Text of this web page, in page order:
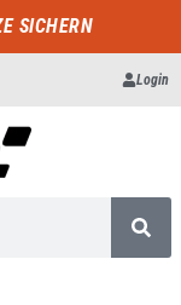
SICHERN
Login